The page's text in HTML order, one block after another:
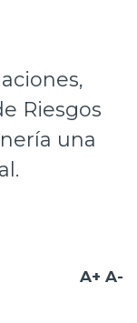
Riesgos
una
A+ A-